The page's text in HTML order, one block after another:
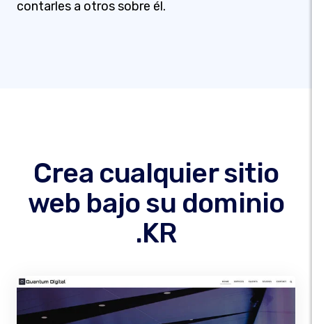
contarles a otros sobre él.
Crea cualquier sitio
web bajo su dominio
.KR